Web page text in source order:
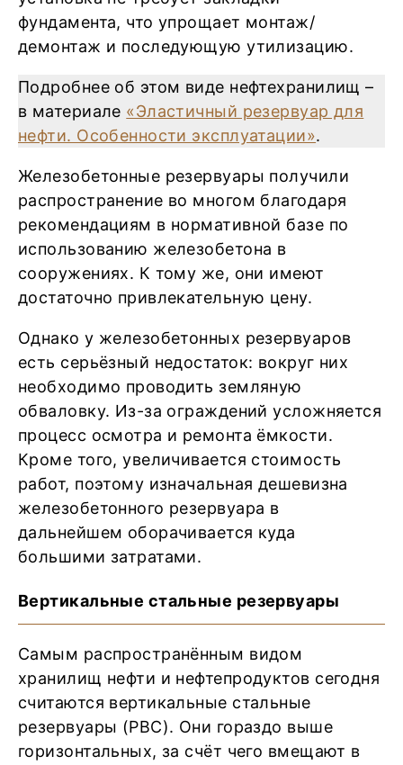
фундамента, что упрощает монтаж/
демонтаж и последующую утилизацию.
Подробнее об этом виде нефтехранилищ –
в материале «Эластичный резервуар для
нефти. Особенности эксплуатации».
Железобетонные резервуары получили
распространение во многом благодаря
рекомендациям в нормативной базе по
использованию железобетона в
сооружениях. К тому же, они имеют
достаточно привлекательную цену.
Однако у железобетонных резервуаров
есть серьёзный недостаток: вокруг них
необходимо проводить земляную
обваловку. Из-за ограждений усложняется
процесс осмотра и ремонта ёмкости.
Кроме того, увеличивается стоимость
работ, поэтому изначальная дешевизна
железобетонного резервуара в
дальнейшем оборачивается куда
большими затратами.
Вертикальные стальные резервуары
Самым распространённым видом
хранилищ нефти и нефтепродуктов сегодня
считаются вертикальные стальные
резервуары (РВС). Они гораздо выше
горизонтальных, за счёт чего вмещают в